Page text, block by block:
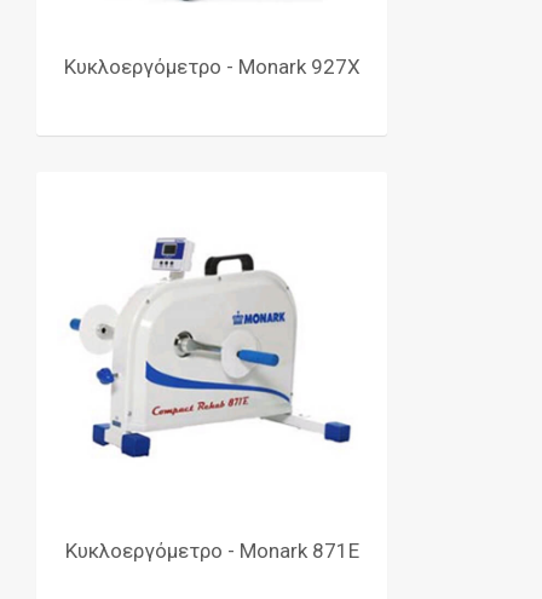
Κυκλοεργόμετρο - Monark 927X
Κυκλοεργόμετρο - Monark 871E